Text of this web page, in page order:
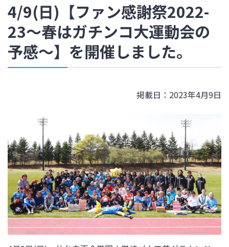
4/9(日)【ファン感謝祭2022-
23～春はガチンコ大運動会の
予感～】を開催しました。
掲載日：2023年4月9日